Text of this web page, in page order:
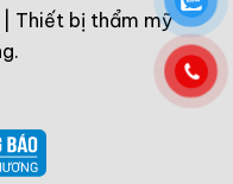
Thiết bị thẩm mỹ